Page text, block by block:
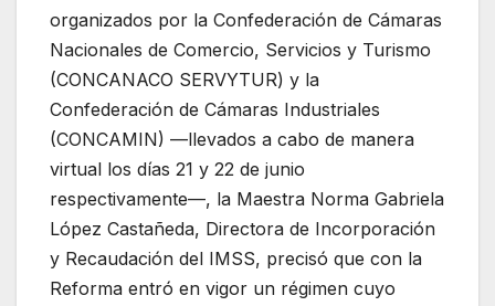
organizados por la Confederación de Cámaras
Nacionales de Comercio, Servicios y Turismo
(CONCANACO SERVYTUR) y la
Confederación de Cámaras Industriales
(CONCAMIN) —llevados a cabo de manera
virtual los días 21 y 22 de junio
respectivamente—, la Maestra Norma Gabriela
López Castañeda, Directora de Incorporación
y Recaudación del IMSS, precisó que con la
Reforma entró en vigor un régimen cuyo